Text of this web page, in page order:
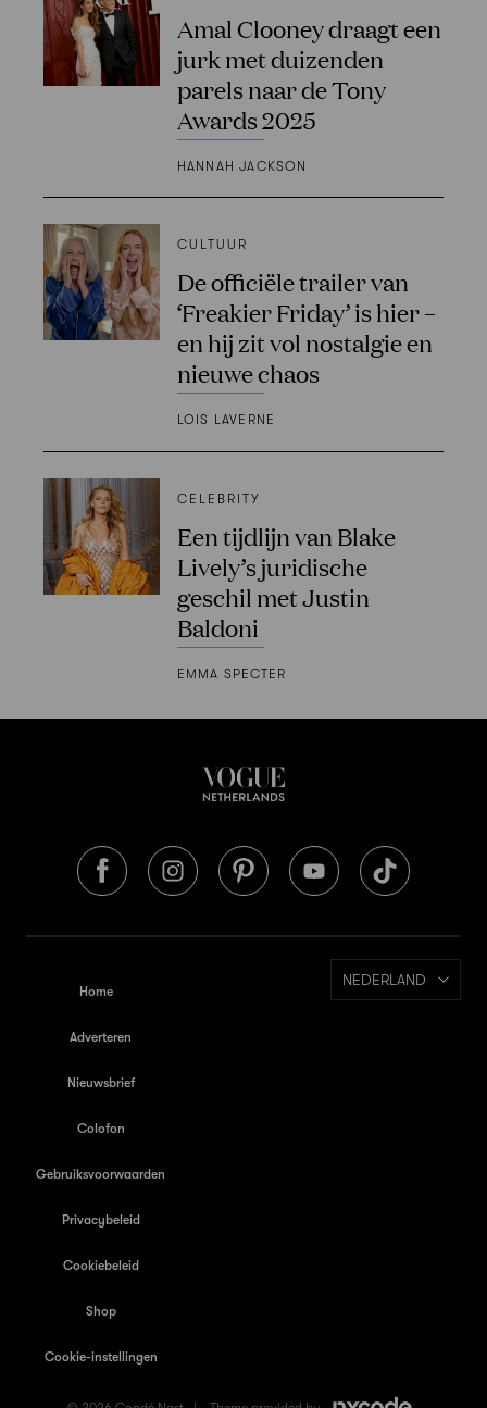
Amal Clooney draagt een
jurk met duizenden
parels naar de Tony
Awards 2025
HANNAH JACKSON
CULTUUR
De officiële trailer van
‘Freakier Friday’ is hier –
en hij zit vol nostalgie en
nieuwe chaos
LOIS LAVERNE
CELEBRITY
Een tijdlijn van Blake
Lively’s juridische
geschil met Justin
Baldoni
EMMA SPECTER
Home
Adverteren
Nieuwsbrief
Colofon
Gebruiksvoorwaarden
Privacybeleid
Cookiebeleid
Shop
Cookie-instellingen
NEDERLAND